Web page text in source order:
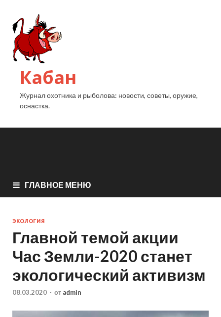
Кабан
Журнал охотника и рыболова: новости, советы, оружие,
оснастка.
ГЛАВНОЕ МЕНЮ
ЭКОЛОГИЯ
Главной темой акции
Час Земли-2020 станет
экологический активизм
08.03.2020 - от admin